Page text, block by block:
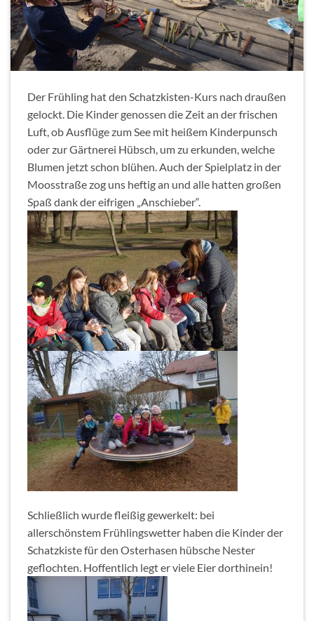
Der Frühling hat den Schatzkisten-Kurs nach draußen
gelockt. Die Kinder genossen die Zeit an der frischen
Luft, ob Ausflüge zum See mit heißem Kinderpunsch
oder zur Gärtnerei Hübsch, um zu erkunden, welche
Blumen jetzt schon blühen. Auch der Spielplatz in der
Moosstraße zog uns heftig an und alle hatten großen
Spaß dank der eifrigen „Anschieber“.
Schließlich wurde fleißig gewerkelt: bei
allerschönstem Frühlingswetter haben die Kinder der
Schatzkiste für den Osterhasen hübsche Nester
geflochten. Hoffentlich legt er viele Eier dorthinein!